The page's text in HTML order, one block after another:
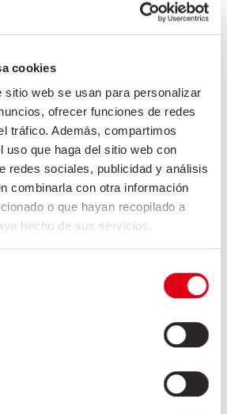
cookies
sitio web se usan para personalizar
ofrecer funciones de redes
tráfico. Además, compartimos
uso que haga del sitio web con
redes sociales, publicidad y análisis
combinarla con otra información
o que hayan recopilado a
hecho de sus servicios.